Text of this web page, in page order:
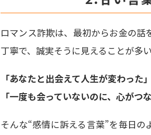
ロマンス詐欺は、最初からお金の話
丁寧で、誠実そうに見えることが多い
「あなたと出会えて人生が変わった」
「一度も会っていないのに、心がつ
そんな“感情に訴える言葉”を毎日